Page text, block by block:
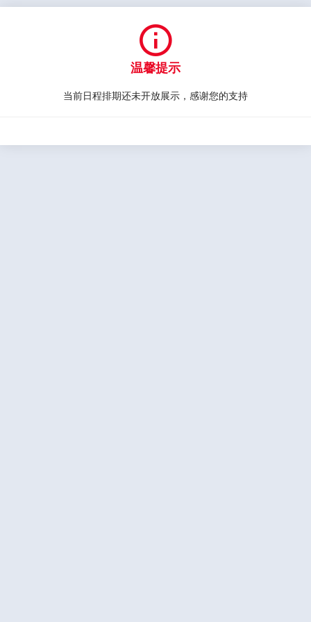

温馨提示
当前日程排期还未开放展示，感谢您的支持